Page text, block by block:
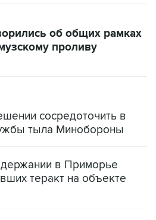
об общих рамках
проливу
сосредоточить в
тыла Минобороны
в Приморье
теракт на объекте